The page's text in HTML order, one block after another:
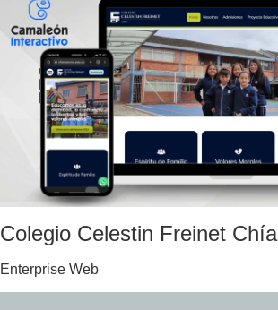
Colegio Celestin Freinet Chía
Enterprise Web